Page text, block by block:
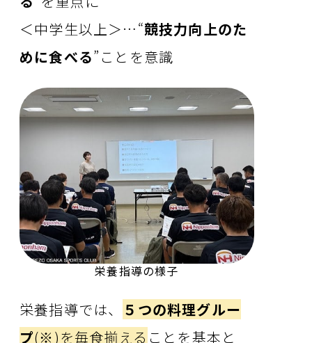
＜中学生以上＞…“競技力向上のた
めに食べる”ことを意識
栄養指導の様子
栄養指導では、
５つの料理グルー
プ(※)を毎食揃える ことを基本と